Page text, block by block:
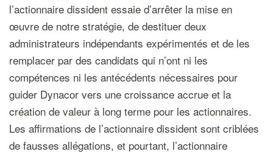
l’actionnaire dissident essaie d’arrêter la mise en
œuvre de notre stratégie, de destituer deux
administrateurs indépendants expérimentés et de les
remplacer par des candidats qui n’ont ni les
compétences ni les antécédents nécessaires pour
guider Dynacor vers une croissance accrue et la
création de valeur à long terme pour les actionnaires.
Les affirmations de l’actionnaire dissident sont criblées
de fausses allégations, et pourtant, l’actionnaire